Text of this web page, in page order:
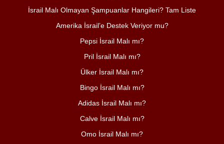
İsrail Malı Olmayan Şampuanlar Hangileri? Tam Liste
Amerika İsrail’e Destek Veriyor mu?
Pepsi İsrail Malı mı?
Pril İsrail Malı mı?
Ülker İsrail Malı mı?
Bingo İsrail Malı mı?
Adidas İsrail Malı mı?
Calve İsrail Malı mı?
Omo İsrail Malı mı?